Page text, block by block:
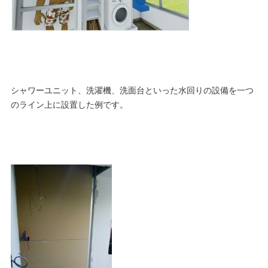
シャワーユニット、洗濯機、洗面台といった水回りの設備を一つ
のライン上に設置した例です。